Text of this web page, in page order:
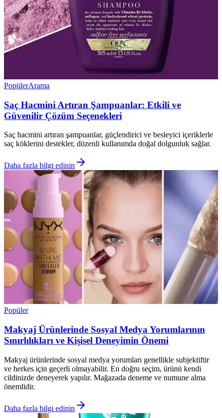
PopülerArama
Saç Hacmini Artıran Şampuanlar: Etkili ve
Güvenilir Çözüm Seçenekleri
Saç hacmini artıran şampuanlar, güçlendirici ve besleyici içeriklerle
saç köklerini destekler, düzenli kullanımda doğal dolgunluk sağlar.
Daha fazla bilgi edinin
Popüler
Makyaj Ürünlerinde Sosyal Medya Yorumlarının
Sınırlılıkları ve Kişisel Deneyimin Önemi
Makyaj ürünlerinde sosyal medya yorumları genellikle subjektiftir
ve herkes için geçerli olmayabilir. En doğru seçim, ürünü kendi
cildinizde deneyerek yapılır. Mağazada deneme ve numune alma
önemlidir.
Daha fazla bilgi edinin